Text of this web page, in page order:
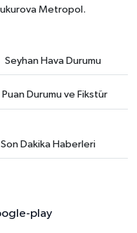
Metropol.
Seyhan Hava Durumu
Puan Durumu ve Fikstür
Son Dakika Haberleri